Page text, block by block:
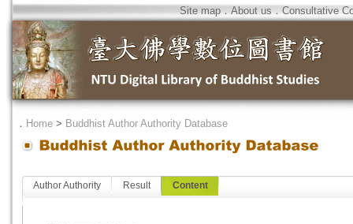
Site map．About us．Consultative
． Home > Buddhist Author Authority Database
Author Authority Result Content